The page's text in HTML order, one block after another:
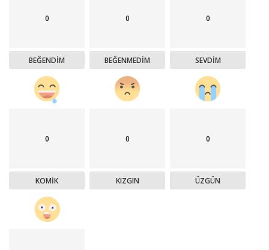
0
BEĞENDIM
0
BEĞENMEDIM
0
SEVDIM
0
KOMIK
0
KIZGIN
0
ÜZGÜN